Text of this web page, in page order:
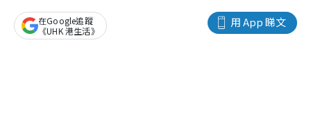
用 App 睇文
在Google追蹤
《UHK 港生活》